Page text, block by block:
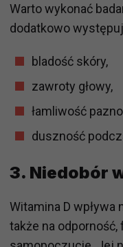
Warto wykonać
dodatkowo
bladość skóry,
zawroty głowy,
łamliwość
duszność
3. Niedobór
Witamina D wpływa
także na